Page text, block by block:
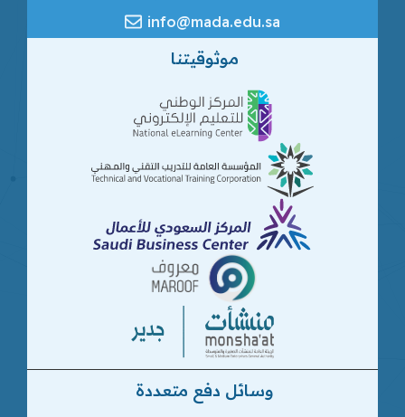
info@mada.edu.sa
موثوقيتنا
وسائل دفع متعددة